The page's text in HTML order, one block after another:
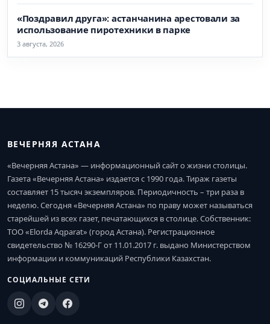
«Поздравил друга»: астанчанина арестовали за
использование пиротехники в парке
3 августа, 2026
ВЕЧЕРНЯЯ АСТАНА
«Вечерняя Астана» — информационный сайт о жизни столицы.
Газета «Вечерняя Астана» издается с 1990 года. Тираж газеты
составляет 15 тысяч экземпляров. Периодичность – три раза в
неделю. Сегодня «Вечерняя Астана» по праву может называться
старейшей из всех газет, печатающихся в столице. Собственник:
ТОО «Elorda Aqparat» (город Астана). Регистрационное
свидетельство № 16290-Г от 11.01.2017 г. выдано Министерством
информации и коммуникаций Республики Казахстан.
СОЦИАЛЬНЫЕ СЕТИ